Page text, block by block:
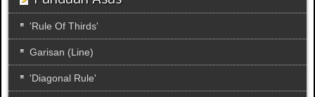
'Rule Of Thirds'
Garisan (Line)
'Diagonal Rule'